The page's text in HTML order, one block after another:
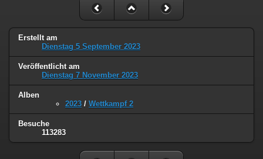
Erstellt am
Dienstag 5 September 2023
Veröffentlicht am
Dienstag 7 November 2023
Alben
2023 / Wettkampf 2
Besuche
113283